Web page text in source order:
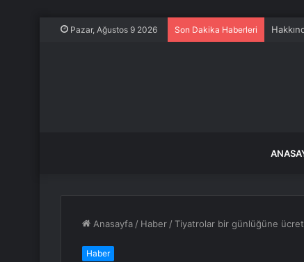
Pazar, Ağustos 9 2026 Son Dakika Haberleri
Anasayfa / Haber /Tiyatrolar bir günlüğüne
Haber